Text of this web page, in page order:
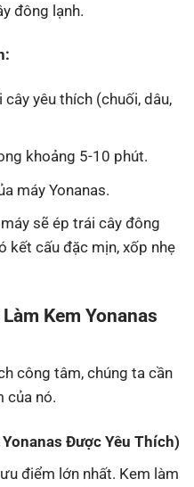
đông lạnh.
yêu thích (chuối, dâu,
khoảng 5-10 phút.
máy Yonanas.
sẽ ép trái cây đông
kết cấu đặc mịn, xốp nhẹ
Kem Yonanas
công tâm, chúng ta cần
của nó.
Được Yêu Thích)
điểm lớn nhất. Kem làm